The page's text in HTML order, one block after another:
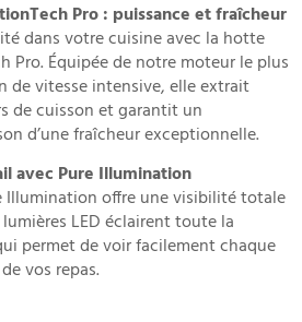
Pro : puissance et fraîcheur
dans votre cuisine avec la hotte
Pro. Équipée de notre moteur le plus
de vitesse intensive, elle extrait
de cuisson et garantit un
d’une fraîcheur exceptionnelle.
avec Pure Illumination
Illumination offre une visibilité totale
LED éclairent toute la
permet de voir facilement chaque
vos repas.